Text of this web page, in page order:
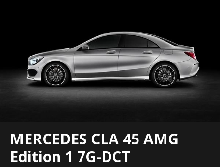
MERCEDES CLA 45 AMG
Edition 1 7G-DCT